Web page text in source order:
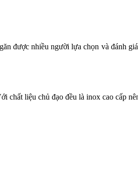
được nhiều người lựa chọn và đánh
liệu chủ đạo đều là inox cao cấp